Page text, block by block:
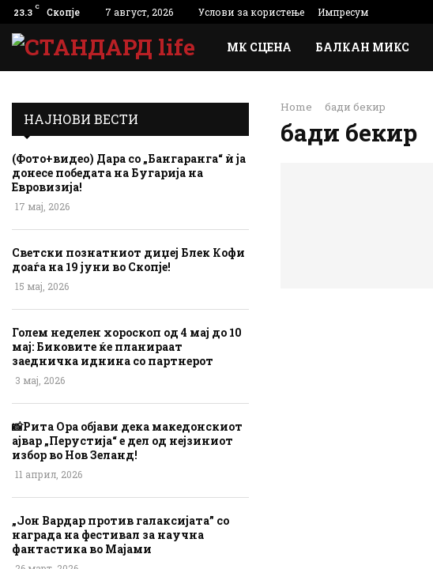
23.3 C Скопје 7 август, 2026 Услови за користење Импресум
МК СЦЕНА БАЛКАН МИКС
Home бади бекир
бади бекир
НАЈНОВИ ВЕСТИ
(Фото+видео) Дара со „Бангаранга“ ѝ ја
донесе победата на Бугарија на
Евровизија!
17 мај, 2026
Светски познатниот диџеј Блек Кофи
доаѓа на 19 јуни во Скопје!
15 мај, 2026
Голем неделен хороскоп од 4 мај до 10
мај: Биковите ќе планираат
заедничка иднина со партнерот
3 мај, 2026
📸Рита Ора објави дека македонскиот
ајвар „Перустија“ е дел од нејзиниот
избор во Нов Зеланд!
11 април, 2026
„Јон Вардар против галаксијата” со
награда на фестивал за научна
фантастика во Мајами